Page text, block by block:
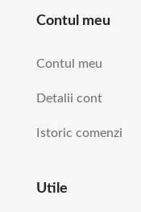
Contul meu
Contul meu
Detalii cont
Istoric comenzi
Utile